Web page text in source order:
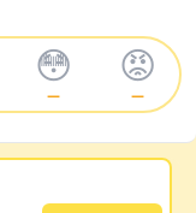
😳
—
😡
—